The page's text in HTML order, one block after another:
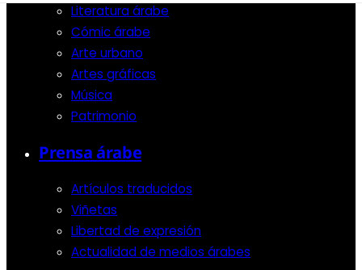
Literatura árabe
Cómic árabe
Arte urbano
Artes gráficas
Música
Patrimonio
Prensa árabe
Artículos traducidos
Viñetas
Libertad de expresión
Actualidad de medios árabes